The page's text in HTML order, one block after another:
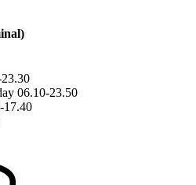
06.10-23.50
17.40